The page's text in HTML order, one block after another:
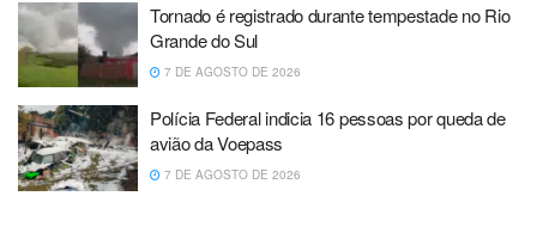
Tornado é registrado durante tempestade no Rio
Grande do Sul
7 DE AGOSTO DE 2026
Polícia Federal indicia 16 pessoas por queda de
avião da Voepass
7 DE AGOSTO DE 2026